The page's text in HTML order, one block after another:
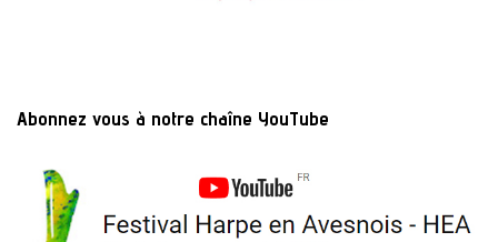
Abonnez vous à notre chaîne YouTube